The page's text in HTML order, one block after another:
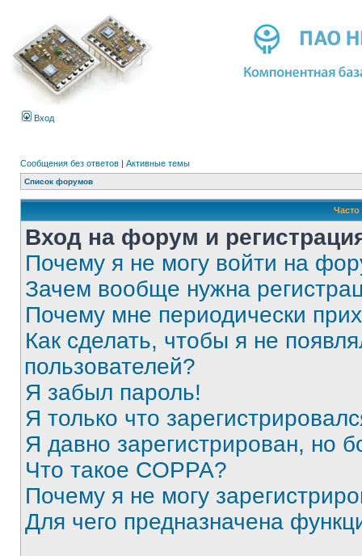
Вход
Сообщения без ответов | Активные темы
Список форумов
Вход на форум и
Почему я не могу войти на
Зачем вообще нужна
Почему мне периодически
Как сделать, чтобы я не
пользователей?
Я забыл пароль!
Я только что
Я давно зарегистрирован, но
Что такое COPPA?
Почему я не могу
Для чего предназначена